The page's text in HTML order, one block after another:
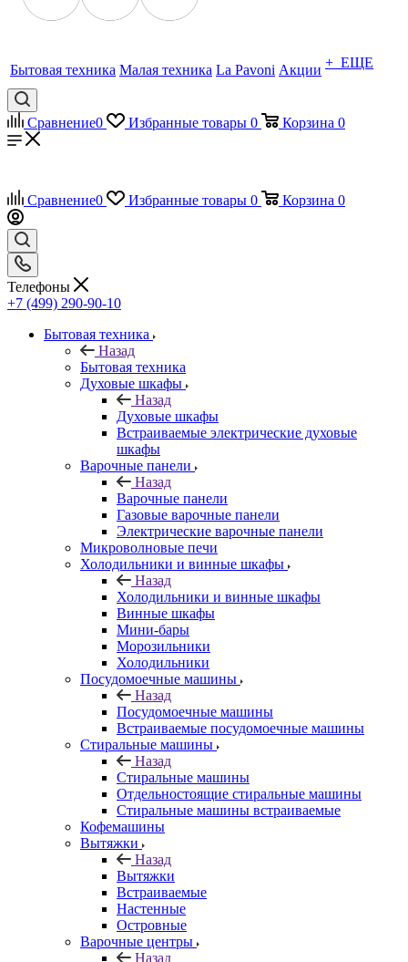
Бытовая техника Малая техника La Pavoni Акции + ЕЩЕ
Сравнение0 Избранные товары 0 Корзина 0
Сравнение0 Избранные товары 0 Корзина 0
Телефоны
+7 (499) 290-90-10
Бытовая техника
Назад
Бытовая техника
Духовые шкафы
Назад
Духовые шкафы
Встраиваемые электрические духовые
шкафы
Варочные панели
Назад
Варочные панели
Газовые варочные панели
Электрические варочные панели
Микроволновые печи
Холодильники и винные шкафы
Назад
Холодильники и винные шкафы
Винные шкафы
Мини-бары
Морозильники
Холодильники
Посудомоечные машины
Назад
Посудомоечные машины
Встраиваемые посудомоечные машины
Стиральные машины
Назад
Стиральные машины
Отдельностоящие стиральные машины
Стиральные машины встраиваемые
Кофемашины
Вытяжки
Назад
Вытяжки
Встраиваемые
Настенные
Островные
Варочные центры
Назад